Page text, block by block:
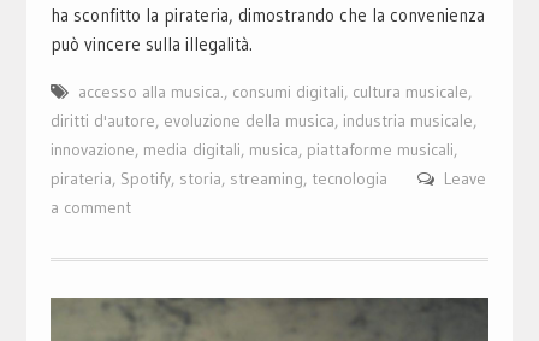
ha sconfitto la pirateria, dimostrando che la convenienza
può vincere sulla illegalità.
accesso alla musica., consumi digitali, cultura musicale,
diritti d'autore, evoluzione della musica, industria musicale,
innovazione, media digitali, musica, piattaforme musicali,
pirateria, Spotify, storia, streaming, tecnologia
Leave
a comment